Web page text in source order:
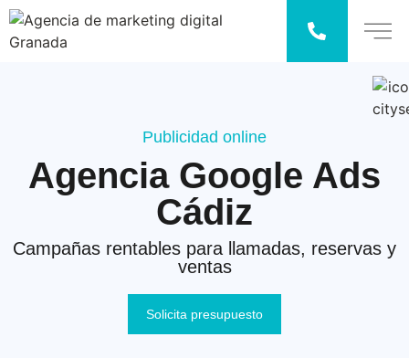
Publicidad online
Agencia Google Ads
Cádiz
Campañas rentables para llamadas, reservas y
ventas
Solicita presupuesto